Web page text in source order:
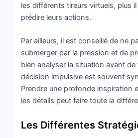
les différents tireurs virtuels, plus
prédire leurs actions.
Par ailleurs, il est conseillé de ne
submerger par la pression et de
bien analyser la situation avant
décision impulsive est souvent
Prendre une profonde inspiration
les détails peut faire toute la
Les Différentes